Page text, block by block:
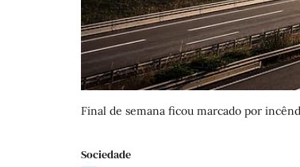
Final de semana ficou marcado por
Sociedade